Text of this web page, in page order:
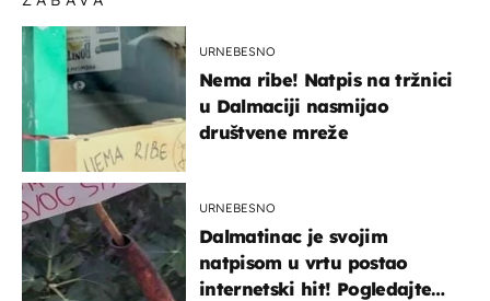
URNEBESNO
Nema ribe! Natpis na tržnici
u Dalmaciji nasmijao
društvene mreže
URNEBESNO
Dalmatinac je svojim
natpisom u vrtu postao
internetski hit! Pogledajte